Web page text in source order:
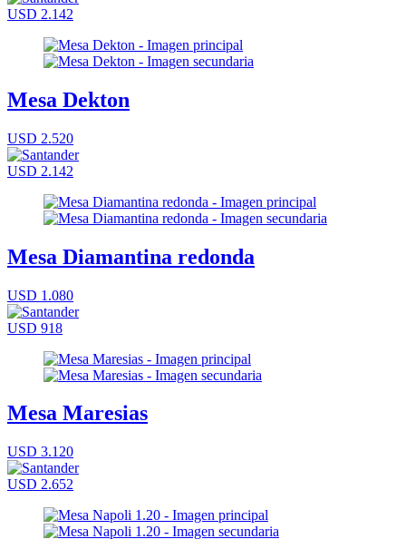
USD 2.142
Mesa Dekton
USD 2.520
USD 2.142
Mesa Diamantina redonda
USD 1.080
USD 918
Mesa Maresias
USD 3.120
USD 2.652